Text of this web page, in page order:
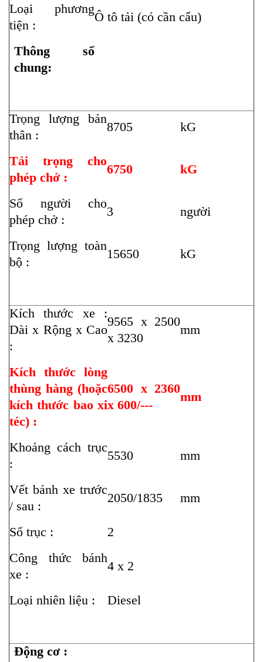
Loại phương
tiện :
Ô tô tải (có cần cẩu)
Thông số
chung:
Trọng lượng bản
thân :
8705 kG
Tải trọng cho
phép chở :
6750 kG
Số người cho
phép chở :
3 người
Trọng lượng toàn
bộ :
15650 kG
Kích thước xe :
Dài x Rộng x Cao
:
9565 x 2500
x 3230
mm
Kích thước lòng
thùng hàng (hoặc
kích thước bao xi
téc) :
6500 x 2360
x 600/---
mm
Khoảng cách trục
:
5530 mm
Vết bánh xe trước
/ sau :
2050/1835 mm
Số trục :
2
Công thức bánh
xe :
4 x 2
Loại nhiên liệu : Diesel
Động cơ :